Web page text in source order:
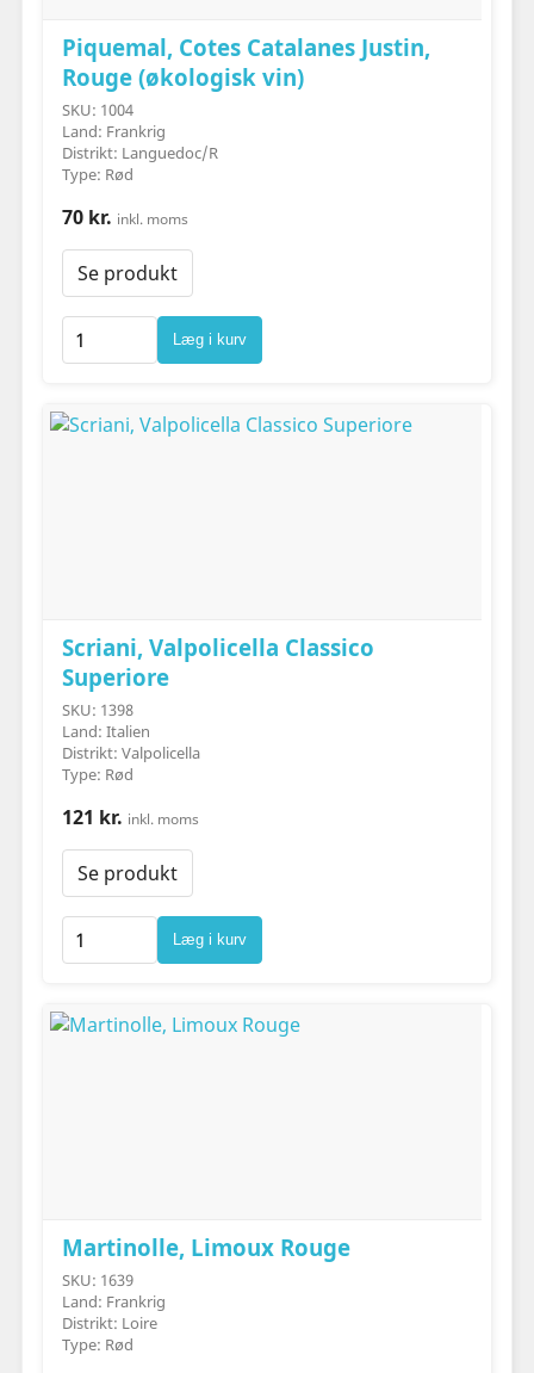
Piquemal, Cotes Catalanes Justin,
Rouge (økologisk vin)
SKU: 1004
Land: Frankrig
Distrikt: Languedoc/R
Type: Rød
70 kr. inkl. moms
Se produkt
Læg i kurv
Scriani, Valpolicella Classico
Superiore
SKU: 1398
Land: Italien
Distrikt: Valpolicella
Type: Rød
121 kr. inkl. moms
Se produkt
Læg i kurv
Martinolle, Limoux Rouge
SKU: 1639
Land: Frankrig
Distrikt: Loire
Type: Rød